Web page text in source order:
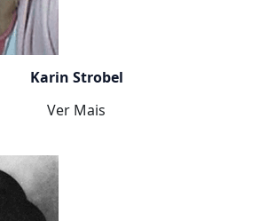
Karin Strobel
Ver Mais